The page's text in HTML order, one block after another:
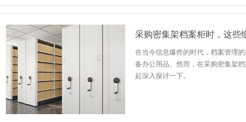
采购密集架档案柜时，这些
在当今信息爆炸的时代，档案管理
备办公用品。然而，在采购密集架
起深入探讨一下。